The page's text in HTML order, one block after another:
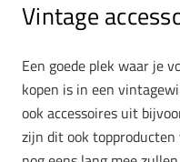
Vintage
Een goede plek waar je
kopen is in een
ook accessoires uit
zijn dit ook